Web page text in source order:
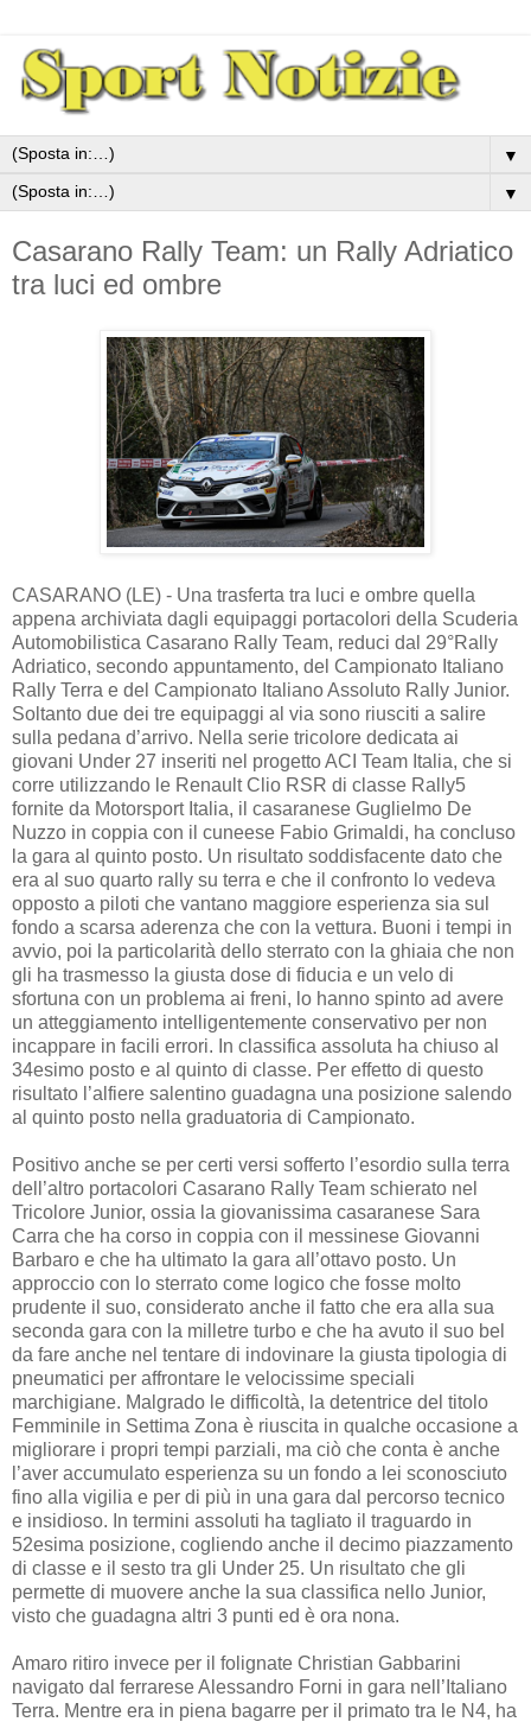
▼
▼
Casarano Rally Team: un Rally Adriatico
tra luci ed ombre
CASARANO (LE) - Una trasferta tra luci e ombre quella
appena archiviata dagli equipaggi portacolori della Scuderia
Automobilistica Casarano Rally Team, reduci dal 29°Rally
Adriatico, secondo appuntamento, del Campionato Italiano
Rally Terra e del Campionato Italiano Assoluto Rally Junior.
Soltanto due dei tre equipaggi al via sono riusciti a salire
sulla pedana d’arrivo. Nella serie tricolore dedicata ai
giovani Under 27 inseriti nel progetto ACI Team Italia, che si
corre utilizzando le Renault Clio RSR di classe Rally5
fornite da Motorsport Italia, il casaranese Guglielmo De
Nuzzo in coppia con il cuneese Fabio Grimaldi, ha concluso
la gara al quinto posto. Un risultato soddisfacente dato che
era al suo quarto rally su terra e che il confronto lo vedeva
opposto a piloti che vantano maggiore esperienza sia sul
fondo a scarsa aderenza che con la vettura. Buoni i tempi in
avvio, poi la particolarità dello sterrato con la ghiaia che non
gli ha trasmesso la giusta dose di fiducia e un velo di
sfortuna con un problema ai freni, lo hanno spinto ad avere
un atteggiamento intelligentemente conservativo per non
incappare in facili errori. In classifica assoluta ha chiuso al
34esimo posto e al quinto di classe. Per effetto di questo
risultato l’alfiere salentino guadagna una posizione salendo
al quinto posto nella graduatoria di Campionato.
Positivo anche se per certi versi sofferto l’esordio sulla terra
dell’altro portacolori Casarano Rally Team schierato nel
Tricolore Junior, ossia la giovanissima casaranese Sara
Carra che ha corso in coppia con il messinese Giovanni
Barbaro e che ha ultimato la gara all’ottavo posto. Un
approccio con lo sterrato come logico che fosse molto
prudente il suo, considerato anche il fatto che era alla sua
seconda gara con la milletre turbo e che ha avuto il suo bel
da fare anche nel tentare di indovinare la giusta tipologia di
pneumatici per affrontare le velocissime speciali
marchigiane. Malgrado le difficoltà, la detentrice del titolo
Femminile in Settima Zona è riuscita in qualche occasione a
migliorare i propri tempi parziali, ma ciò che conta è anche
l’aver accumulato esperienza su un fondo a lei sconosciuto
fino alla vigilia e per di più in una gara dal percorso tecnico
e insidioso. In termini assoluti ha tagliato il traguardo in
52esima posizione, cogliendo anche il decimo piazzamento
di classe e il sesto tra gli Under 25. Un risultato che gli
permette di muovere anche la sua classifica nello Junior,
visto che guadagna altri 3 punti ed è ora nona.
Amaro ritiro invece per il folignate Christian Gabbarini
navigato dal ferrarese Alessandro Forni in gara nell’Italiano
Terra. Mentre era in piena bagarre per il primato tra le N4, ha